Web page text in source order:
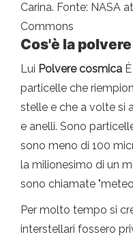
Carina. Fonte: NASA
Commons
Cos'è la
Lui Polvere cosmica
particelle che
stelle e che a volte si
e anelli. Sono
sono meno di 100
la milionesimo di un
sono chiamate
Per molto tempo si
interstellari fossero